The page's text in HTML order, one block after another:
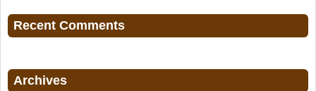
Recent Comments
Archives